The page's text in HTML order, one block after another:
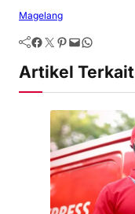
Magelang
Artikel Terkait